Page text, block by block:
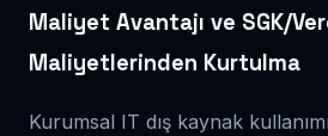
Maliyet Avantajı ve SGK/
Maliyetlerinden Kurtulma
Kurumsal IT dış kaynak